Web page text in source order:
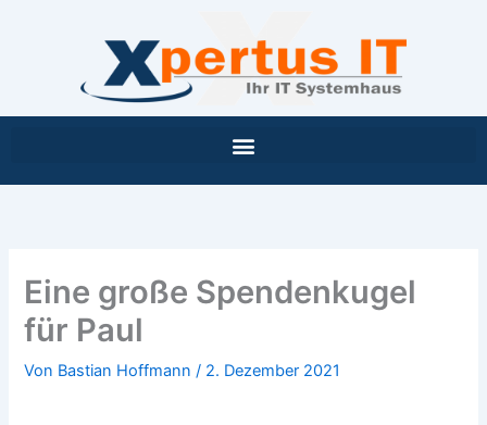
Eine große Spendenkugel
für Paul
Von Bastian Hoffmann/ 2. Dezember 2021